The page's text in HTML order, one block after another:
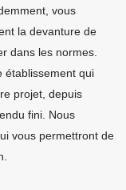
vous
la devanture de
dans les normes.
établissement qui
projet, depuis
fini. Nous
vous permettront de